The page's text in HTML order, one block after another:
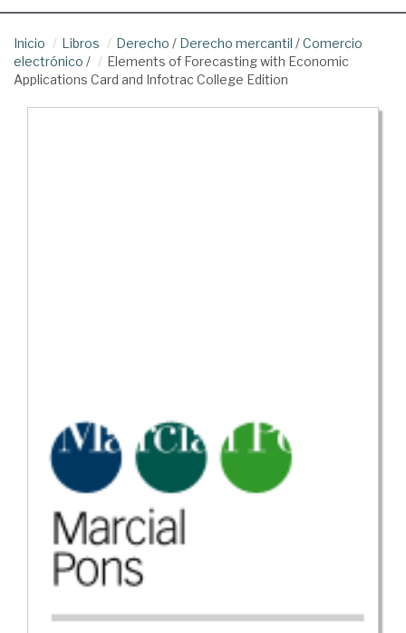
Inicio Libros Derecho / Derecho mercantil /Comercio
electrónico /
Elements of Forecasting with Economic
Applications Card and Infotrac College Edition